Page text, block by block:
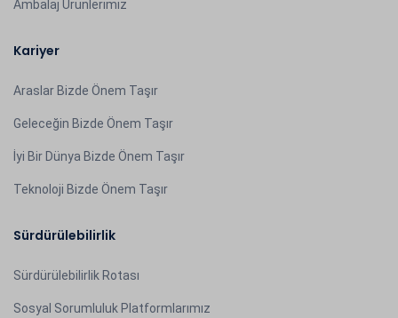
Ambalaj Ürünlerimiz
Kariyer
Araslar Bizde Önem Taşır
Geleceğin Bizde Önem Taşır
İyi Bir Dünya Bizde Önem Taşır
Teknoloji Bizde Önem Taşır
Sürdürülebilirlik
Sürdürülebilirlik Rotası
Sosyal Sorumluluk Platformlarımız